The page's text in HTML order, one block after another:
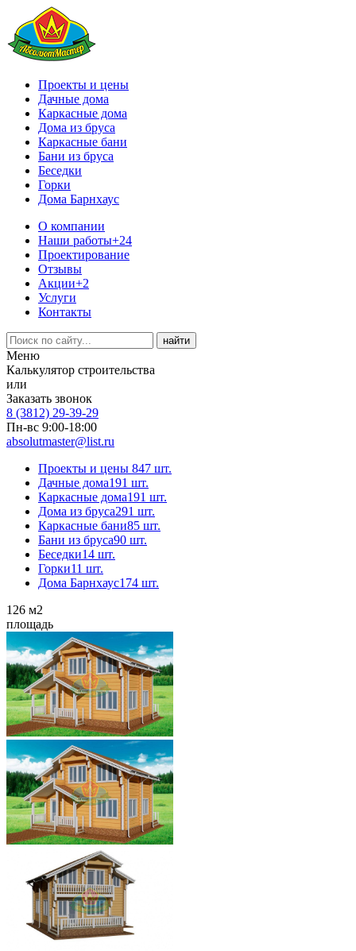
Проекты и цены
Дачные дома
Каркасные дома
Дома из бруса
Каркасные бани
Бани из бруса
Беседки
Горки
Дома Барнхаус
О компании
Наши работы+24
Проектирование
Отзывы
Акции+2
Услуги
Контакты
Меню
Калькулятор строительства
или
Заказать звонок
8 (3812) 29-39-29
Пн-вс 9:00-18:00
absolutmaster@list.ru
Проекты и цены 847 шт.
Дачные дома191 шт.
Каркасные дома191 шт.
Дома из бруса291 шт.
Каркасные бани85 шт.
Бани из бруса90 шт.
Беседки14 шт.
Горки11 шт.
Дома Барнхаус174 шт.
126 м2
площадь